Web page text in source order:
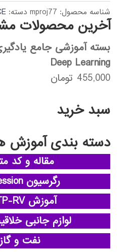
شناسه محصول: mproj77 دسته:
آخرین محصولات
بسته آموزشی جامع
Deep Learning
455,000 تومان
سبد خرید
دسته بندی آموزش
مقاله و کد
رگرسیون regression
آموزش EMTP-RV
لوازم جانبی
نفت و گاز